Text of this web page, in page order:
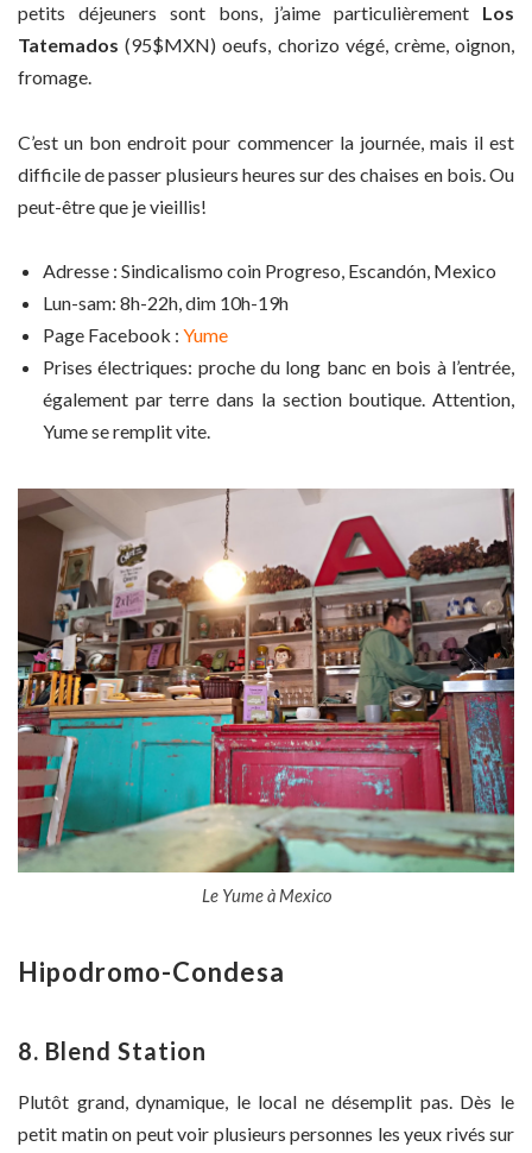
petits déjeuners sont bons, j’aime particulièrement Los
Tatemados (95$MXN) oeufs, chorizo végé, crème, oignon,
fromage.
C’est un bon endroit pour commencer la journée, mais il est
difficile de passer plusieurs heures sur des chaises en bois. Ou
peut-être que je vieillis!
Adresse : Sindicalismo coin Progreso, Escandón, Mexico
Lun-sam: 8h-22h, dim 10h-19h
Page Facebook : Yume
Prises électriques: proche du long banc en bois à l’entrée,
également par terre dans la section boutique. Attention,
Yume se remplit vite.
Le Yume à Mexico
Hipodromo-Condesa
8. Blend Station
Plutôt grand, dynamique, le local ne désemplit pas. Dès le
petit matin on peut voir plusieurs personnes les yeux rivés sur